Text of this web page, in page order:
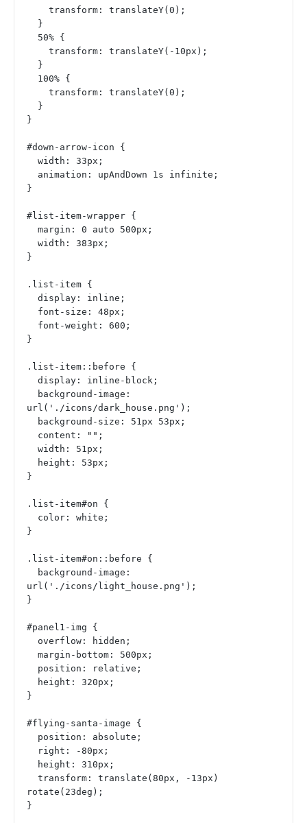
    transform: translateY(0);
  }
  50% {
    transform: translateY(-10px);
  }
  100% {
    transform: translateY(0);
  }
}
#down-arrow-icon {
  width: 33px;
  animation: upAndDown 1s infinite;
}
#list-item-wrapper {
  margin: 0 auto 500px;
  width: 383px;
}
.list-item {
  display: inline;
  font-size: 48px;
  font-weight: 600;
}
.list-item::before {
  display: inline-block;
url('./icons/dark_house.png');
  background-size: 51px 53px;
  content: "";
  width: 51px;
  height: 53px;
}
.list-item#on {
  color: white;
}
.list-item#on::before {
url('./icons/light_house.png');
}
#panel1-img {
  overflow: hidden;
  margin-bottom: 500px;
  position: relative;
  height: 320px;
}
#flying-santa-image {
  position: absolute;
  right: -80px;
  height: 310px;
rotate(23deg);
}